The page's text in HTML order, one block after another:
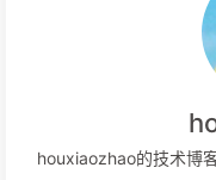
houxiaozhao的技术博